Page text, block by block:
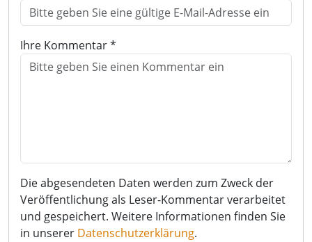
Ihre Kommentar *
Die abgesendeten Daten werden zum Zweck der
Veröffentlichung als Leser-Kommentar verarbeitet
und gespeichert. Weitere Informationen finden Sie
in unserer Datenschutzerklärung.